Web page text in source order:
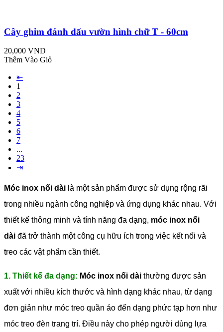
Cây ghim đánh dấu vườn hình chữ T - 60cm
20,000 VND
Thêm Vào Giỏ
⇤
1
2
3
4
5
6
7
...
23
⇥
Móc inox nối dài là một sản phẩm được sử dụng rộng rãi
trong nhiều ngành công nghiệp và ứng dụng khác nhau. Với
thiết kế thông minh và tính năng đa dạng, móc inox nối
dài đã trở thành một công cụ hữu ích trong việc kết nối và
treo các vật phẩm cần thiết.
1. Thiết kế đa dạng: Móc inox nối dài thường được sản
xuất với nhiều kích thước và hình dạng khác nhau, từ dạng
đơn giản như móc treo quần áo đến dạng phức tạp hơn như
móc treo đèn trang trí. Điều này cho phép người dùng lựa